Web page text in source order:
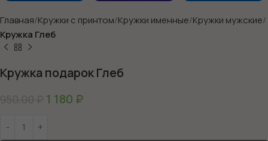
Главная Кружки с принтом Кружки именные Кружки мужские
Кружка Глеб
Кружка подарок Глеб
950,00₽ 1 180 ₽